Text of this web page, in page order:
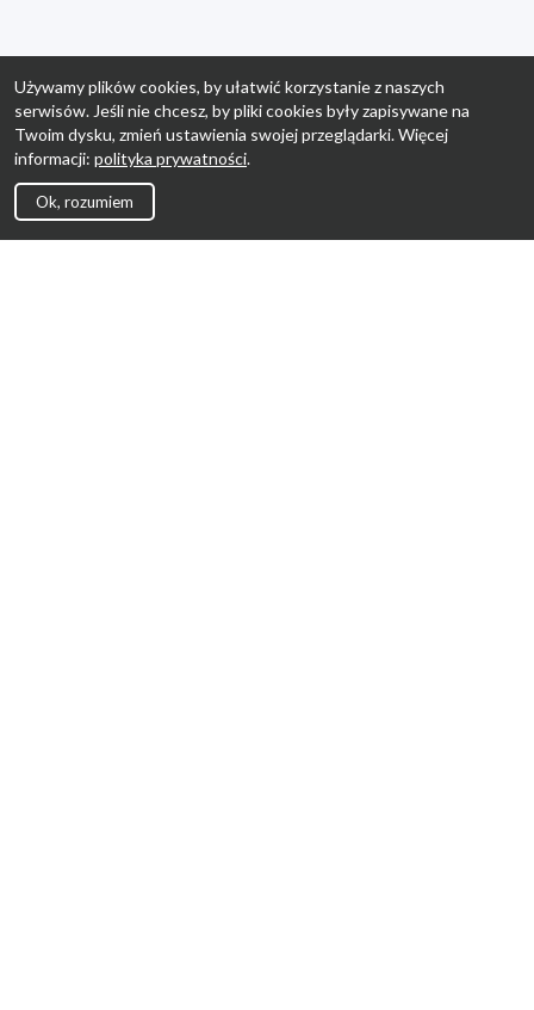
Używamy plików cookies, by ułatwić korzystanie z naszych
serwisów. Jeśli nie chcesz, by pliki cookies były zapisywane na
Twoim dysku, zmień ustawienia swojej przeglądarki. Więcej
informacji: polityka prywatności.
Ok, rozumiem